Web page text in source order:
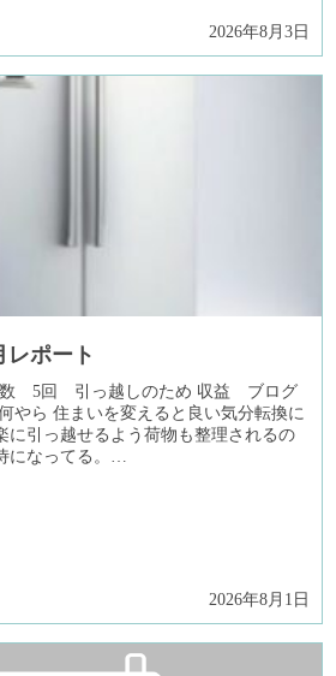
2026年8月3日
ポート
数 5回 引っ越しのため 収益 ブログ
やら 住まいを変えると良い気分転換に
に引っ越せるよう荷物も整理されるの
になってる。…
2026年8月1日